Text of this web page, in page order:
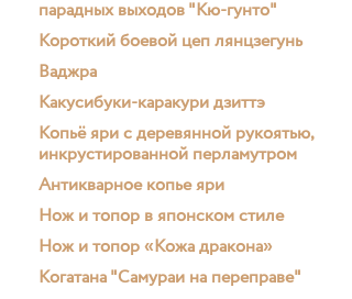
парадных выходов "Кю-гунто"
Короткий боевой цеп лянцзегунь
Ваджра
Какусибуки-каракури дзиттэ
Копьё яри с деревянной рукоятью,
инкрустированной перламутром
Антикварное копье яри
Нож и топор в японском стиле
Нож и топор «Кожа дракона»
Когатана "Самураи на переправе"